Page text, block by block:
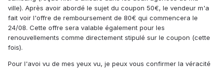
ville). Après avoir abordé le sujet du coupon 50€, le vendeur m'a
fait voir l'offre de remboursement de 80€ qui commencera le
24/08. Cette offre sera valable également pour les
renouvellements comme directement stipulé sur le coupon (cette
fois).
Pour l'avoi vu de mes yeux vu, je peux vous confirmer la véracité